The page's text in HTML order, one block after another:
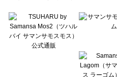
Lugnoncure（ルノンキュール）の一覧
BETTY'S BLUE（べティーズブルー）の一覧
Wpc.（ワールドパーティー）の一覧